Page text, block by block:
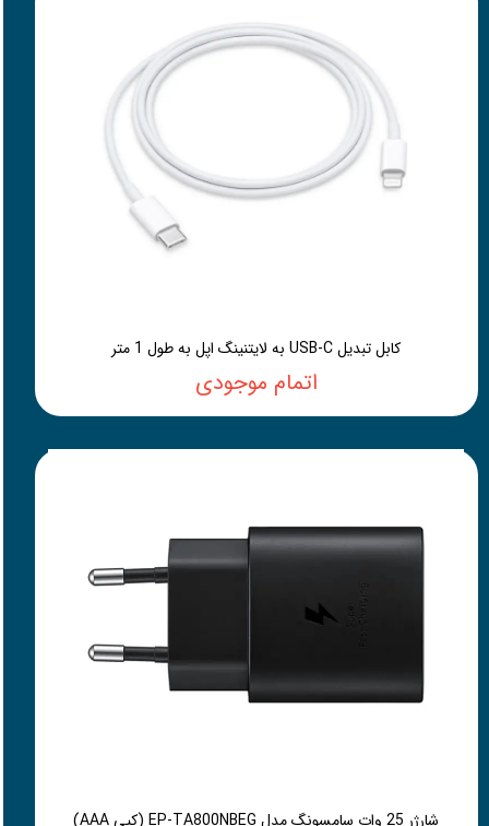
کابل تبدیل USB-C به لایتنینگ اپل به طول 1 متر
اتمام موجودی
شارژر 25 وات سامسونگ مدل EP-TA800NBEG (کپی AAA)